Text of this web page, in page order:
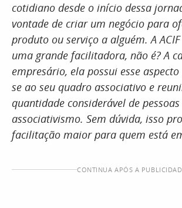
cotidiano desde o início dessa
vontade de criar um negócio para
produto ou serviço a alguém. A
uma grande facilitadora, não é? A
empresário, ela possui esse
se ao seu quadro associativo e
quantidade considerável de
associativismo. Sem dúvida, isso
facilitação maior para quem está
CONTINUA APÓS A